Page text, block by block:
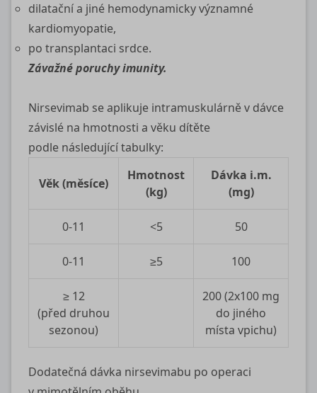
dilatační a jiné hemodynamicky významné
kardiomyopatie,
po transplantaci srdce.
Závažné poruchy imunity.
Nirsevimab se aplikuje intramuskulárně v dávce
závislé na hmotnosti a věku dítěte
podle následující tabulky:
Věk (měsíce)
Hmotnost
(kg)
Dávka i.m.
(mg)
0‑11 <5 50
0‑11 ≥5 100
≥ 12
(před druhou
sezonou)
200 (2x100 mg
do jiného
místa vpichu)
Dodatečná dávka nirsevimabu po operaci